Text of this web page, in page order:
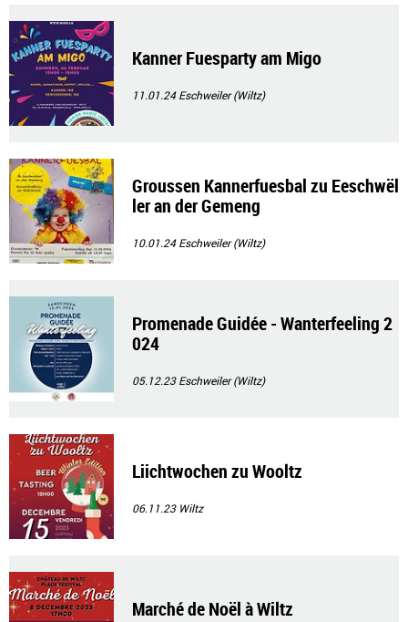
Kanner Fuesparty am Migo
11.01.24Eschweiler (Wiltz)
Groussen Kannerfuesbal zu Eeschwël
ler an der Gemeng
10.01.24Eschweiler (Wiltz)
Promenade Guidée - Wanterfeeling 2
024
05.12.23Eschweiler (Wiltz)
Liichtwochen zu Wooltz
06.11.23 Wiltz
Marché de Noël à Wiltz